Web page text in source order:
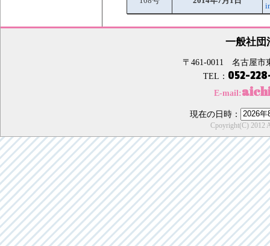
一般社団
〒461-0011 名古屋市
TEL： 052-
E-mail:
現在の日時：
Cpoyright(C) 2012